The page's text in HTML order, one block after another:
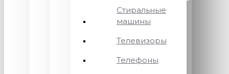
Стиральные
машины
Телевизоры
Телефоны